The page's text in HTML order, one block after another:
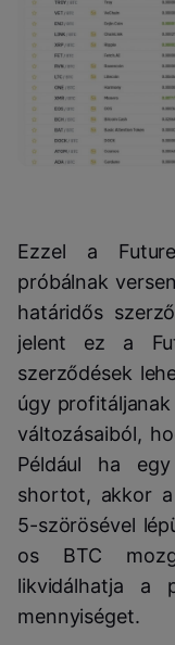
Ezzel a
próbálnak
határidős
jelent ez a
szerződések
úgy
változásaiból,
Például ha
shortot, akkor a
5-szörösével
os BTC
likvidálhatja a
mennyiséget.